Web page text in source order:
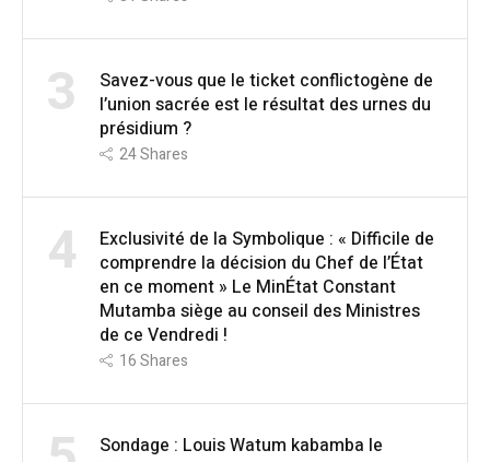
3
Savez-vous que le ticket conflictogène de
l’union sacrée est le résultat des urnes du
présidium ?
24Shares
4
Exclusivité de la Symbolique : « Difficile de
comprendre la décision du Chef de l’État
en ce moment » Le MinÉtat Constant
Mutamba siège au conseil des Ministres
de ce Vendredi !
16Shares
Sondage : Louis Watum kabamba le